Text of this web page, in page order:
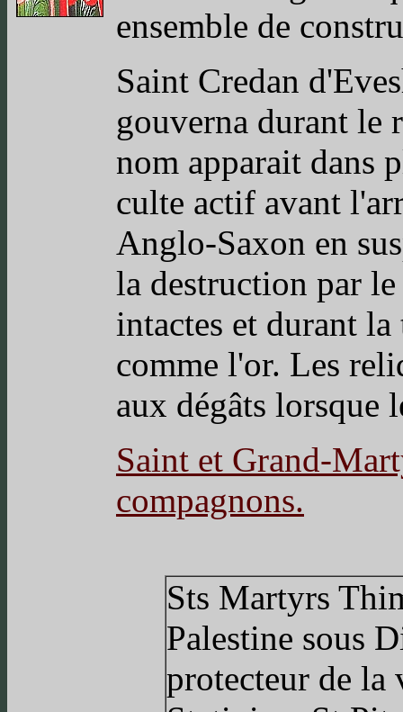
ensemble de
Saint Credan
gouverna durant le
nom apparait dans
culte actif avant
Anglo-Saxon en
la destruction par
intactes et durant
comme l'or. Les
aux dégâts lorsque
Saint et Grand-
compagnons.
Sts Martyrs
Palestine sous
protecteur de la